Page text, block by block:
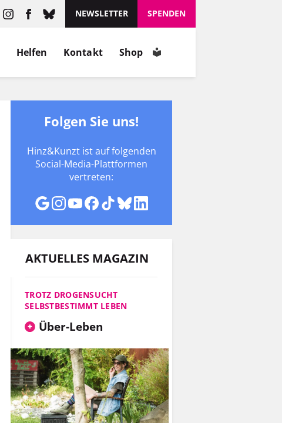
NEWSLETTER SPENDEN
Helfen Kontakt Shop
Folgen Sie uns!
Hinz&Kunzt ist auf folgenden
Social-Media-Plattformen
vertreten:
AKTUELLES MAGAZIN
TROTZ DROGENSUCHT
SELBSTBESTIMMT LEBEN
Über-Leben